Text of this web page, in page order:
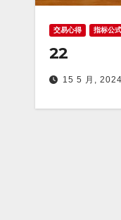
交易心得 指标公式
22
15 5 月, 2024